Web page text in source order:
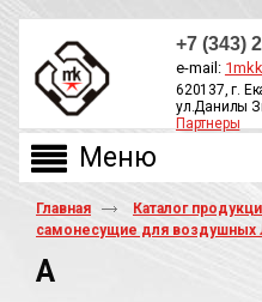
+7 (343)
e-mail:
620137, г.
ул.Данилы
Партнеры
Главная Каталог
самонесущие для воздушных
А